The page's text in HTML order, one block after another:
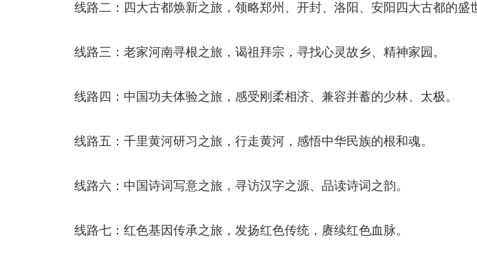
线路二：四大古都焕新之旅，领略郑州、开封、洛阳、安阳四大古都的盛
线路三：老家河南寻根之旅，谒祖拜宗，寻找心灵故乡、精神家园。
线路四：中国功夫体验之旅，感受刚柔相济、兼容并蓄的少林、太极。
线路五：千里黄河研习之旅，行走黄河，感悟中华民族的根和魂。
线路六：中国诗词写意之旅，寻访汉字之源、品读诗词之韵。
线路七：红色基因传承之旅，发扬红色传统，赓续红色血脉。